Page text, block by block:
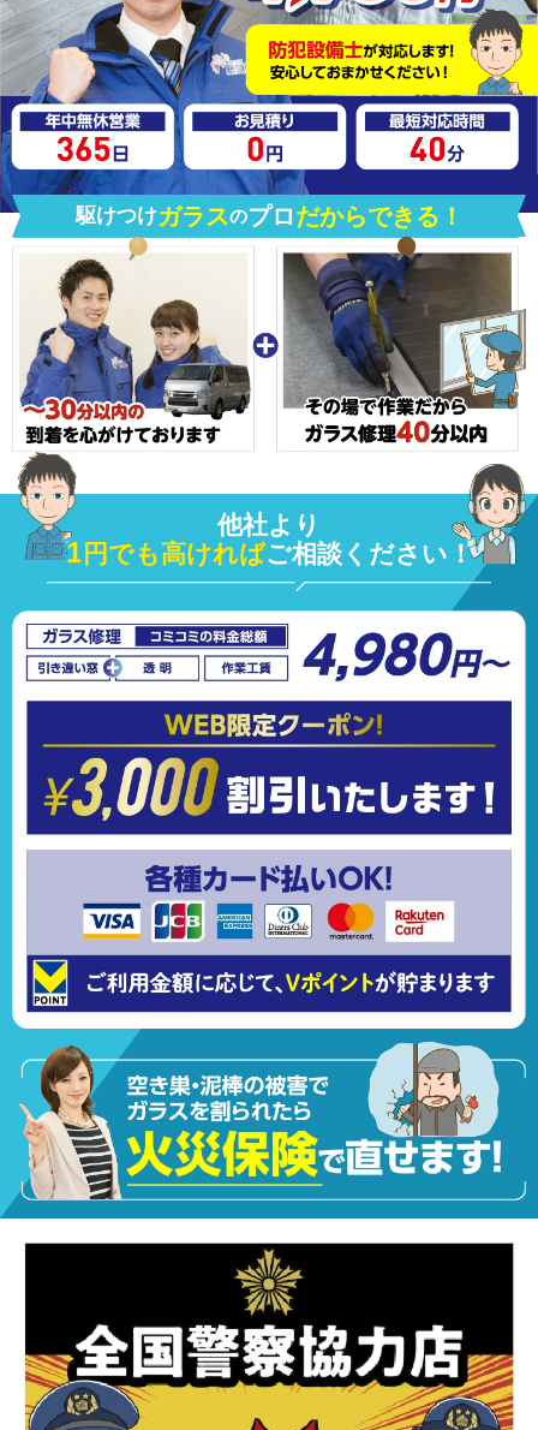
駆けつけガラスのプロだからできる！
他社より
1 円でも高ければご相談ください！